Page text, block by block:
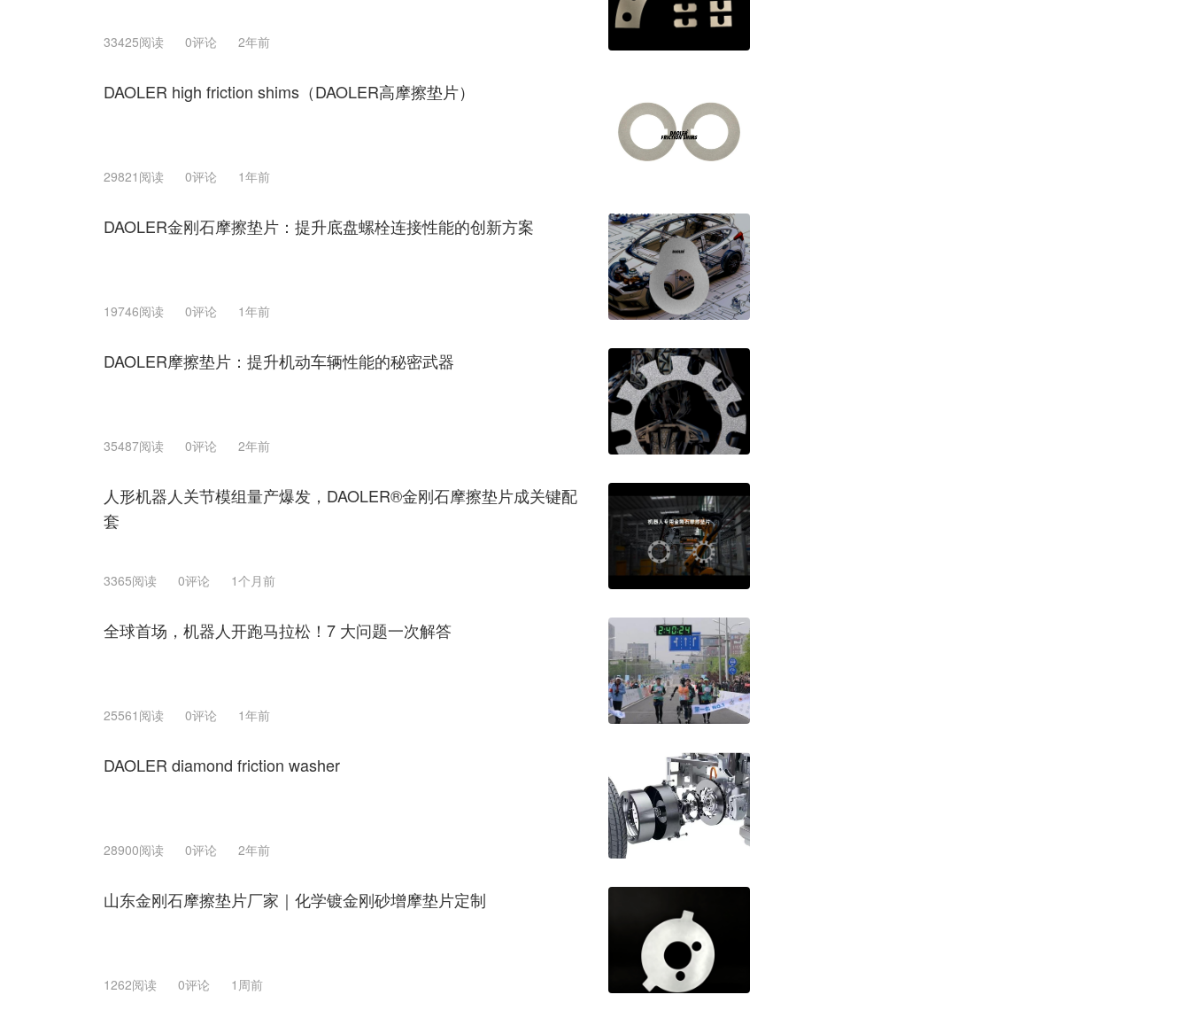
33425阅读 0评论 2年前
DAOLER high friction shims（DAOLER高摩擦垫片）
29821阅读 0评论 1年前
DAOLER金刚石摩擦垫片：提升底盘螺栓连接性能的创新方案
19746阅读 0评论 1年前
DAOLER摩擦垫片：提升机动车辆性能的秘密武器
35487阅读 0评论 2年前
人形机器人关节模组量产爆发，DAOLER®金刚石摩擦垫片成关键配
套
3365阅读 0评论 1个月前
全球首场，机器人开跑马拉松！7 大问题一次解答
25561阅读 0评论 1年前
DAOLER diamond friction washer
28900阅读 0评论 2年前
山东金刚石摩擦垫片厂家｜化学镀金刚砂增摩垫片定制
1262阅读 0评论 1周前